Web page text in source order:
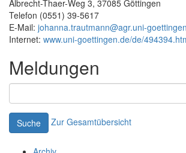
Albrecht-Thaer-Weg 3, 37085 Göttingen
Telefon (0551) 39-5617
E-Mail: johanna.trautmann@agr.uni-
Internet: www.uni-goettingen.de/de/
Meldungen
Suche Zur Gesamtübersicht